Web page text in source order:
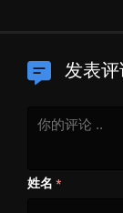
发表评
姓名 *